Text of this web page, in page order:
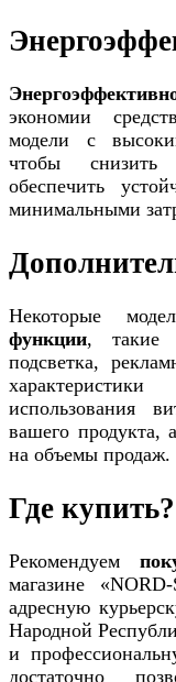
экономии
модели с
чтобы снизить
обеспечить
минимальными
Некоторые
функции, такие
подсветка,
использования
вашего продукта,
на объемы продаж.
Где купить?
Рекомендуем
магазине
адресную
Народной
и
достаточно